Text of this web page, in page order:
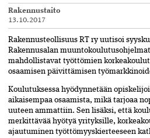
Rakennustaito
13.10.2017
Rakennusteollisuus RT ry uutisoi
Rakennusalan muuntokoulutusohjelmat
mahdollistavat työttömien
osaamisen päivittämisen
Koulutuksessa hyödynnetään
aikaisempaa osaamista, mikä tarjoaa
uuteen ammattiin. Sen lisäksi, että
merkittävää hyötyä yrityksille,
ajautuminen työttömyyskierteeseen